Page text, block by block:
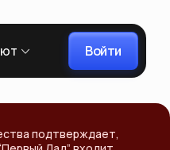
Войти
подтверждает,